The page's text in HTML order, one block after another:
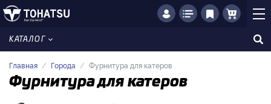
КАТАЛОГ
Главная Города Фурнитура для катеров
Фурнитура для катеров